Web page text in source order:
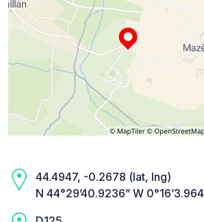
44.4947, -0.2678 (lat, lng)
N 44°29’40.9236” W